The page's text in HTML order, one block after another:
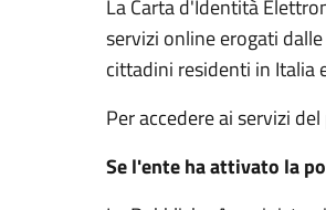
La Carta d'Identità
servizi online erogati
cittadini residenti in Italia
Per accedere ai servizi
Se l'ente ha attivato la